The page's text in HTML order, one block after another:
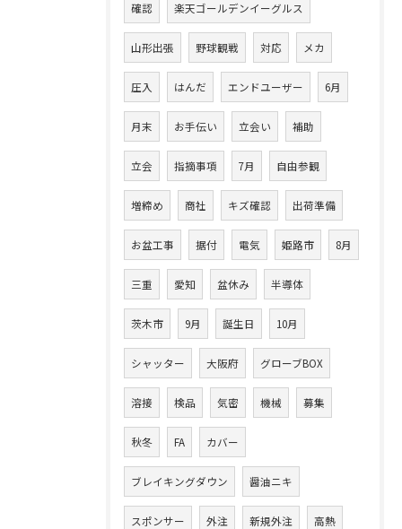
確認 楽天ゴールデンイーグルス
山形出張 野球観戦 対応 メカ
圧入 はんだ エンドユーザー 6月
月末 お手伝い 立会い 補助
立会 指摘事項 7月 自由参観
増締め 商社 キズ確認 出荷準備
お盆工事 据付 電気 姫路市 8月
三重 愛知 盆休み 半導体
茨木市 9月 誕生日 10月
シャッター 大阪府 グローブBOX
溶接 検品 気密 機械 募集
秋冬 FA カバー
ブレイキングダウン 醤油ニキ
スポンサー 外注 新規外注 高熱